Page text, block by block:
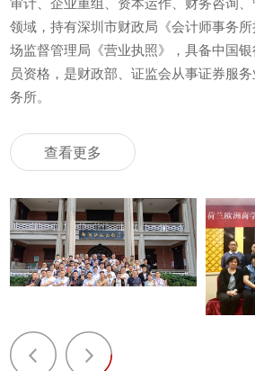
领域，持有深圳市财政局《会计师事务
场监督管理局《营业执照》，具备中国
员资格，是财政部、证监会从事证券服
务所。
查看更多